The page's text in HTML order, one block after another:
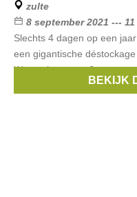
zulte
8 september 2021 ---
Slechts 4 dagen op een
een gigantische
Wat verkopen we? -zeer
tafels, tv-meubelenBEKIJK